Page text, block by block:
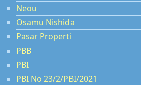
Neou
Osamu Nishida
Pasar Properti
PBB
PBI
PBI No 23/2/PBI/2021